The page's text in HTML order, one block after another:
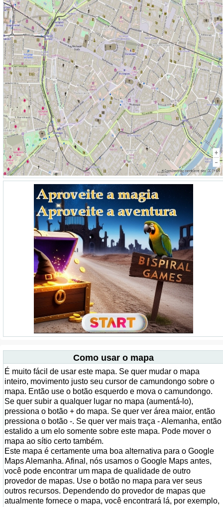
Como usar o mapa
É muito fácil de usar este mapa. Se quer mudar o mapa
inteiro, movimento justo seu cursor de camundongo sobre o
mapa. Então use o botão esquerdo e mova o camundongo.
Se quer subir a qualquer lugar no mapa (aumentá-lo),
pressiona o botão + do mapa. Se quer ver área maior, então
pressiona o botão -. Se quer ver mais traça - Alemanha, então
estalido a um elo somente sobre este mapa. Pode mover o
mapa ao sítio certo também.
Este mapa é certamente uma boa alternativa para o Google
Maps Alemanha. Afinal, nós usamos o Google Maps antes,
você pode encontrar um mapa de qualidade de outro
provedor de mapas. Use o botão no mapa para ver seus
outros recursos. Dependendo do provedor de mapas que
atualmente fornece o mapa, você encontrará lá, por exemplo,